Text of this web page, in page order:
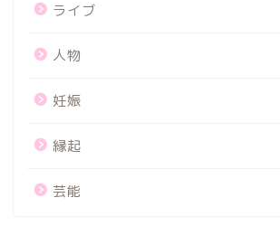
ライブ
人物
妊娠
縁起
芸能